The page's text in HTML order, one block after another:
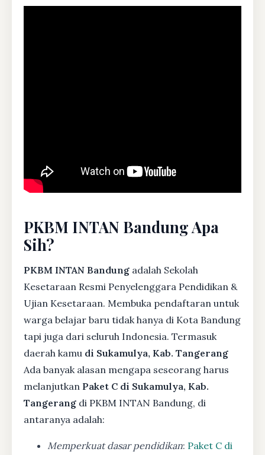
PKBM INTAN Bandung Apa
Sih?
PKBM INTAN Bandung adalah Sekolah
Kesetaraan Resmi Penyelenggara Pendidikan &
Ujian Kesetaraan. Membuka pendaftaran untuk
warga belajar baru tidak hanya di Kota Bandung
tapi juga dari seluruh Indonesia. Termasuk
daerah kamu di Sukamulya, Kab. Tangerang
Ada banyak alasan mengapa seseorang harus
melanjutkan Paket C di Sukamulya, Kab.
Tangerang di PKBM INTAN Bandung, di
antaranya adalah:
Memperkuat dasar pendidikan: Paket C di